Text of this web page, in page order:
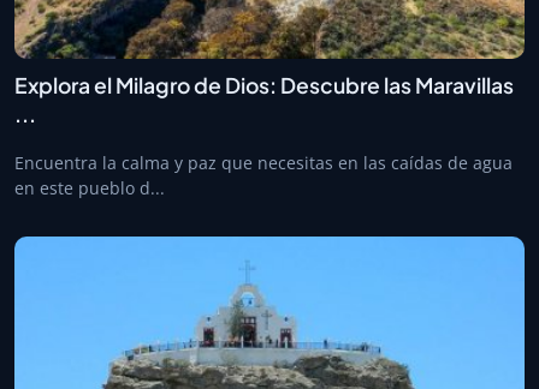
Explora el Milagro de Dios: Descubre las Maravillas
...
Encuentra la calma y paz que necesitas en las caídas de agua
en este pueblo d...